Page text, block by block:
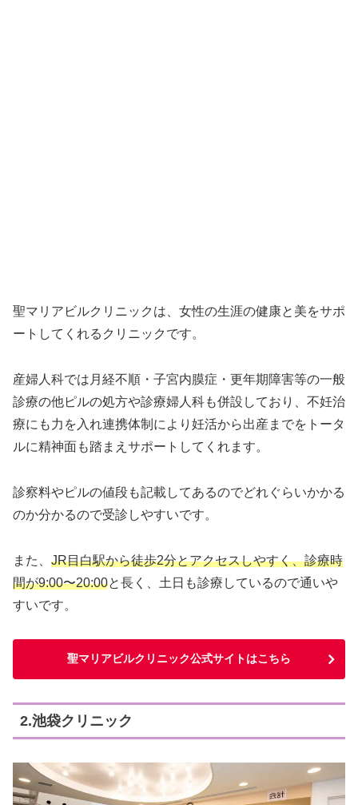
聖マリアビルクリニックは、女性の生涯の健康と美をサポ
ートしてくれるクリニックです。
産婦人科では月経不順・子宮内膜症・更年期障害等の一般
診療の他ピルの処方や診療婦人科も併設しており、不妊治
療にも力を入れ連携体制により妊活から出産までをトータ
ルに精神面も踏まえサポートしてくれます。
診察料やピルの値段も記載してあるのでどれぐらいかかる
のか分かるので受診しやすいです。
また、 JR目白駅から徒歩2分とアクセスしやすく、診療時
間が9:00〜20:00と長く、土日も診療しているので通いや
すいです。
聖マリアビルクリニック公式サイトはこちら
2.池袋クリニック